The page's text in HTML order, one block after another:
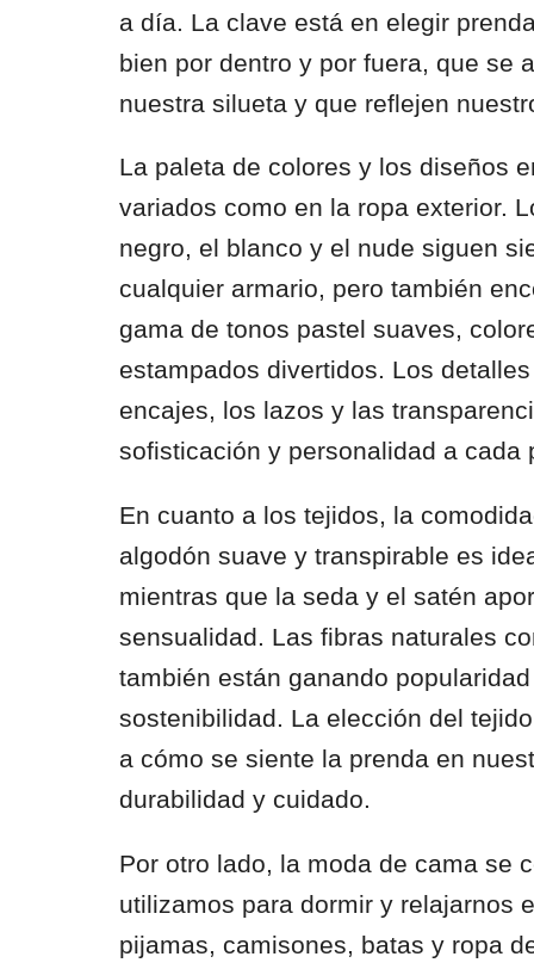
a día. La clave está en elegir
bien por dentro y por fuera, que se
nuestra silueta y que reflejen
La paleta de colores y los diseños
variados como en la ropa exterior.
negro, el blanco y el nude siguen
cualquier armario, pero también
gama de tonos pastel suaves,
estampados divertidos. Los
encajes, los lazos y las
sofisticación y personalidad a cada
En cuanto a los tejidos, la
algodón suave y transpirable es
mientras que la seda y el satén
sensualidad. Las fibras naturales
también están ganando
sostenibilidad. La elección del
a cómo se siente la prenda en
durabilidad y cuidado.
Por otro lado, la moda de cama se
utilizamos para dormir y relajarnos
pijamas, camisones, batas y ropa